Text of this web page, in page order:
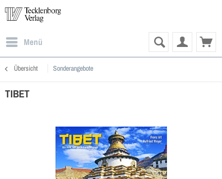
Menü
Übersicht Sonderangebote
TIBET